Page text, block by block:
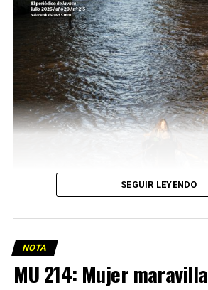
SEGUIR LEYENDO
NOTA
MU 214: Mujer maravilla